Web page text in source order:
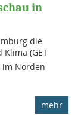
in
die
(GET
im Norden
mehr